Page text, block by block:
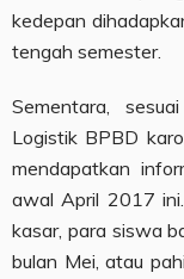
kedepan
tengah semester.
Sementara,
Logistik BPBD
mendapatkan
awal April 2017
kasar, para siswa
bulan Mei, atau